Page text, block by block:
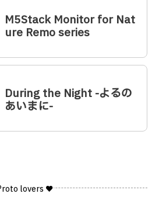
M5Stack Monitor for Nat
ure Remo series
During the Night -よるの
あいまに-
lovers ♥